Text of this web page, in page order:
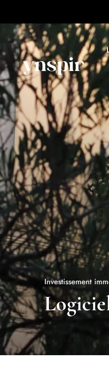
Investissement